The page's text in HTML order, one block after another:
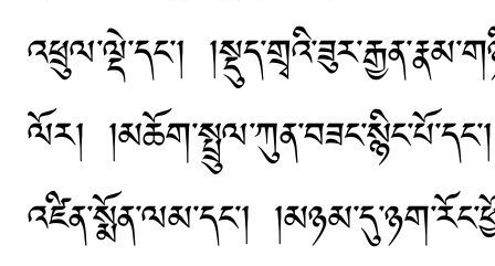
འཕྲུལ་ལྡེ་དང་།
ལོར།
འཛིན་སྨོན་ལམ་དང་།